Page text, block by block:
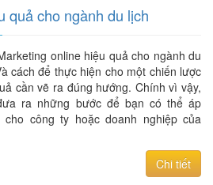
quả cho ngành du lịch
online hiệu quả cho ngành du
cách để thực hiện cho một chiến lược
cần vẽ ra đúng hướng. Chính vì vậy,
ra những bước để bạn có thể áp
công ty hoặc doanh nghiệp của
Chi tiết